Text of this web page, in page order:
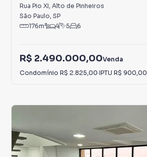
Rua Pio XI, Alto de Pinheiros
São Paulo, SP
176m² 4 5 6
R$ 2.490.000,00Venda
Condomínio R$ 2.825,00·IPTU R$ 900,00